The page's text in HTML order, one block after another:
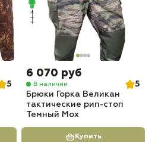
5
6 070 руб
В наличии
5
Брюки Горка Великан
тактические рип-стоп
Темный Мох
Купить